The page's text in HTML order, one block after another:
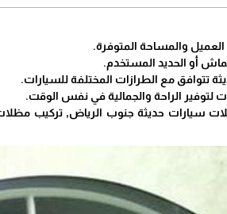
والمساحة المتوفرة.
أو الحديد المستخدم.
تتوافق مع الطرازات المختلفة للسيارات.
لتوفير الراحة والجمالية في نفس الوقت.
سيارات حديثة جنوب الرياض, تركيب